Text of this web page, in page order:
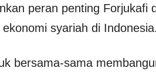
peran penting Forjukafi
syariah di Indonesia.
bersama-sama